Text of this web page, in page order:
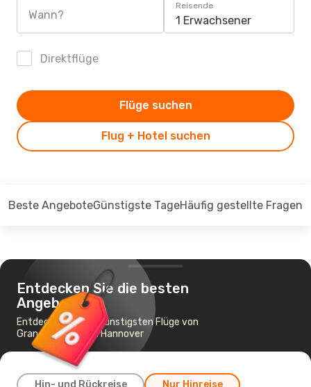
Wann?
Reisende
1 Erwachsener
Direktflüge
Flug + Hotel suchen
Flüge suchen
Beste AngeboteGünstigste TageHäufig gestellte Fragen
Entdecken Sie die besten
Angebote
Entdecken Sie die günstigsten Flüge von
Gran Canaria nach Hannover
Hin- und Rückreise Nur Hinreise